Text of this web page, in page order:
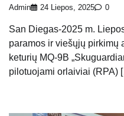
Admin 24 Liepos, 2025 0
San Diegas-2025 m.
paramos ir viešųjų pirkimų
keturių MQ-9B
pilotuojami orlaiviai (RPA)